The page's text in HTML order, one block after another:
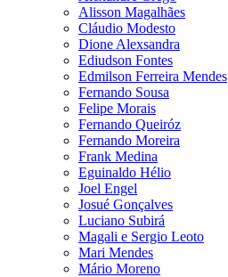
Alisson Magalhães
Cláudio Modesto
Dione Alexsandra
Ediudson Fontes
Edmilson Ferreira Mendes
Fernando Sousa
Felipe Morais
Fernando Queiróz
Fernando Moreira
Frank Medina
Eguinaldo Hélio
Joel Engel
Josué Gonçalves
Luciano Subirá
Magali e Sergio Leoto
Mari Mendes
Mário Moreno